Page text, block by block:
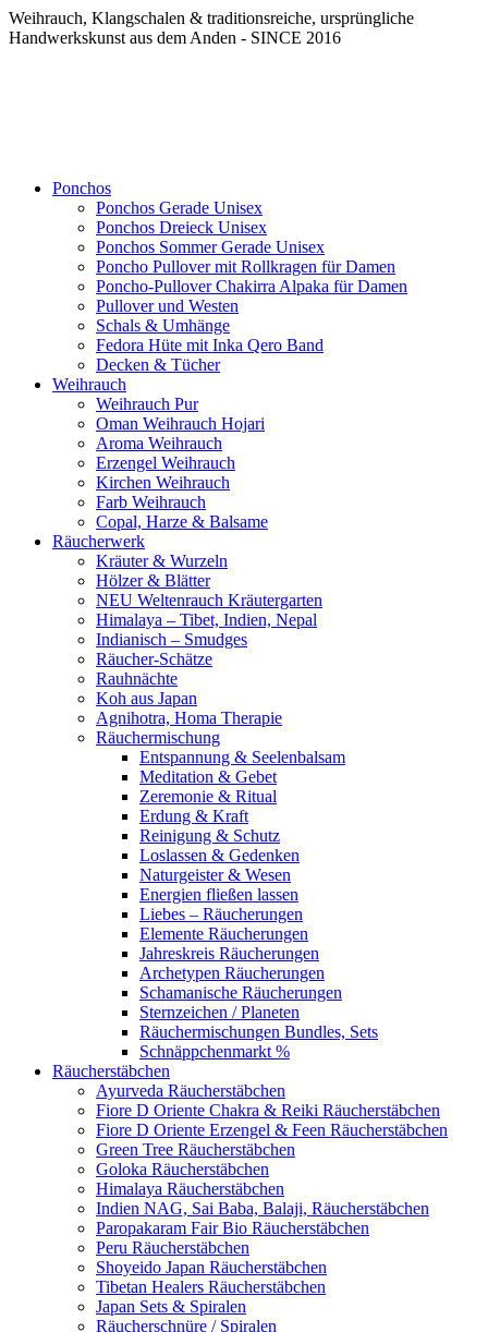
Weihrauch, Klangschalen & traditionsreiche, ursprüngliche
Handwerkskunst aus dem Anden - SINCE 2016
Ponchos
Ponchos Gerade Unisex
Ponchos Dreieck Unisex
Ponchos Sommer Gerade Unisex
Poncho Pullover mit Rollkragen für Damen
Poncho-Pullover Chakirra Alpaka für Damen
Pullover und Westen
Schals & Umhänge
Fedora Hüte mit Inka Qero Band
Decken & Tücher
Weihrauch
Weihrauch Pur
Oman Weihrauch Hojari
Aroma Weihrauch
Erzengel Weihrauch
Kirchen Weihrauch
Farb Weihrauch
Copal, Harze & Balsame
Räucherwerk
Kräuter & Wurzeln
Hölzer & Blätter
NEU Weltenrauch Kräutergarten
Himalaya – Tibet, Indien, Nepal
Indianisch – Smudges
Räucher-Schätze
Rauhnächte
Koh aus Japan
Agnihotra, Homa Therapie
Räuchermischung
Entspannung & Seelenbalsam
Meditation & Gebet
Zeremonie & Ritual
Erdung & Kraft
Reinigung & Schutz
Loslassen & Gedenken
Naturgeister & Wesen
Energien fließen lassen
Liebes – Räucherungen
Elemente Räucherungen
Jahreskreis Räucherungen
Archetypen Räucherungen
Schamanische Räucherungen
Sternzeichen / Planeten
Räuchermischungen Bundles, Sets
Schnäppchenmarkt %
Räucherstäbchen
Ayurveda Räucherstäbchen
Fiore D Oriente Chakra & Reiki Räucherstäbchen
Fiore D Oriente Erzengel & Feen Räucherstäbchen
Green Tree Räucherstäbchen
Goloka Räucherstäbchen
Himalaya Räucherstäbchen
Indien NAG, Sai Baba, Balaji, Räucherstäbchen
Paropakaram Fair Bio Räucherstäbchen
Peru Räucherstäbchen
Shoyeido Japan Räucherstäbchen
Tibetan Healers Räucherstäbchen
Japan Sets & Spiralen
Räucherschnüre / Spiralen